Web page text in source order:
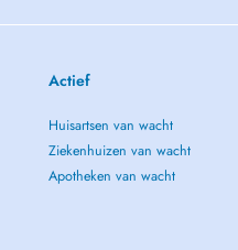
Actief
Huisartsen van wacht
Ziekenhuizen van wacht
Apotheken van wacht